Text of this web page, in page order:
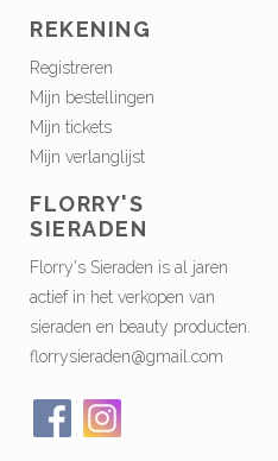
REKENING
Registreren
Mijn bestellingen
Mijn tickets
Mijn verlanglijst
FLORRY'S
SIERADEN
Florry's Sieraden is al jaren
actief in het verkopen van
sieraden en beauty producten.
florrysieraden@gmail.com